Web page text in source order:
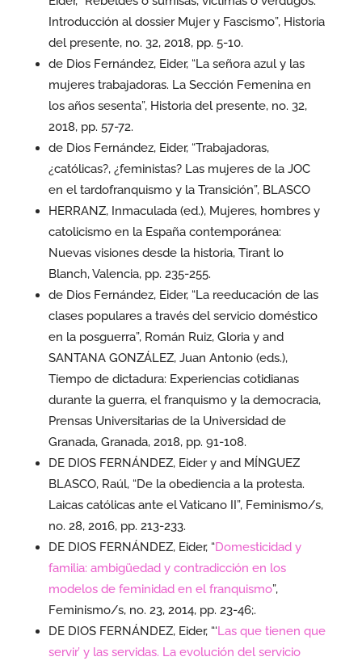
Introducción al dossier Mujer y Fascismo”, Historia
del presente, no. 32, 2018, pp. 5-10.
de Dios Fernández, Eider, “La señora azul y las
mujeres trabajadoras. La Sección Femenina en
los años sesenta”, Historia del presente, no. 32,
2018, pp. 57-72.
de Dios Fernández, Eider, “Trabajadoras,
¿católicas?, ¿feministas? Las mujeres de la JOC
en el tardofranquismo y la Transición”, BLASCO
HERRANZ, Inmaculada (ed.), Mujeres, hombres y
catolicismo en la España contemporánea:
Nuevas visiones desde la historia, Tirant lo
Blanch, Valencia, pp. 235-255.
de Dios Fernández, Eider, “La reeducación de las
clases populares a través del servicio doméstico
en la posguerra”, Román Ruiz, Gloria y and
SANTANA GONZÁLEZ, Juan Antonio (eds.),
Tiempo de dictadura: Experiencias cotidianas
durante la guerra, el franquismo y la democracia,
Prensas Universitarias de la Universidad de
Granada, Granada, 2018, pp. 91-108.
DE DIOS FERNÁNDEZ, Eider y and MÍNGUEZ
BLASCO, Raúl, “De la obediencia a la protesta.
Laicas católicas ante el Vaticano II”, Feminismo/s,
no. 28, 2016, pp. 213-233.
DE DIOS FERNÁNDEZ, Eider, “Domesticidad y
familia: ambigüedad y contradicción en los
modelos de feminidad en el franquismo”,
Feminismo/s, no. 23, 2014, pp. 23-46;.
DE DIOS FERNÁNDEZ, Eider, “‘Las que tienen que
servir’ y las servidas. La evolución del servicio